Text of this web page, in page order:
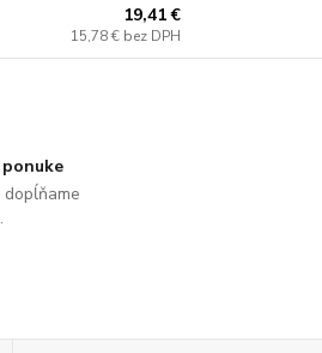
19,41 €
15,78 € bez DPH